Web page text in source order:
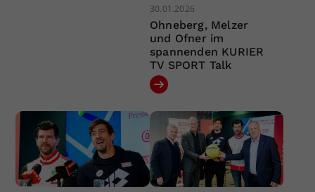
30.01.2026
Ohneberg, Melzer
und Ofner im
spannenden KURIER
TV SPORT Talk